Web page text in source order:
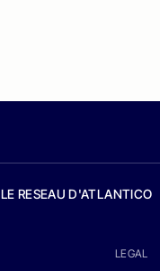
LE RESEAU D'ATLANTICO
LEGAL